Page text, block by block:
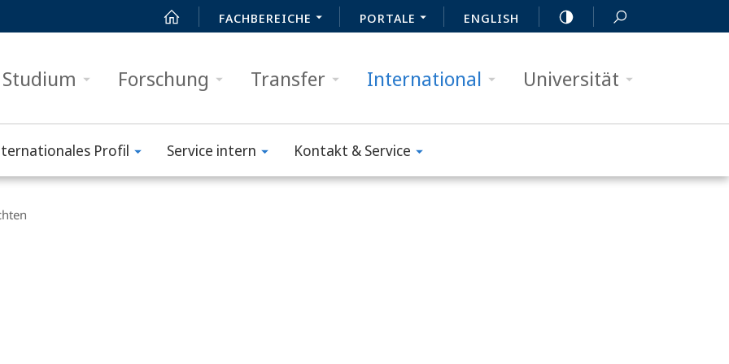
FACHBEREICHE PORTALE ENGLISH
Studium Forschung Transfer International Universität
Profil Service intern Kontakt & Service